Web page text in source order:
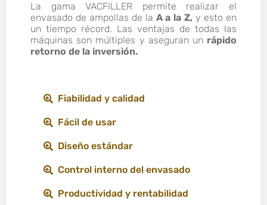
La gama VACFILLER permite realizar el
envasado de ampollas de la A a la Z, y esto en
un tiempo récord. Las ventajas de todas las
máquinas son múltiples y aseguran un rápido
retorno de la inversión.
Fiabilidad y calidad
Fácil de usar
Diseño estándar
Control interno del envasado
Productividad y rentabilidad